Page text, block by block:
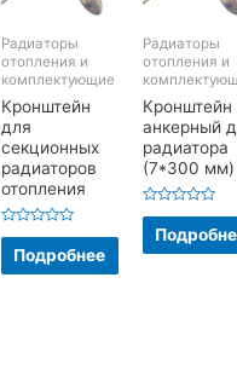
Радиаторы
отопления и
комплектующие
Кронштейн
для
секционных
радиаторов
отопления
Оценка
5
Подробнее
Радиаторы
отопления и
Кронштейн
анкерный
радиатора
(7*300 мм)
Оценка
5